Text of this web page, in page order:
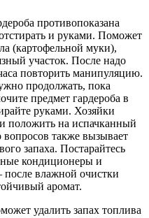
противопоказана
и руками. Поможет
(картофельной муки),
участок. После надо
повторить манипуляцию.
продолжать, пока
предмет гардероба в
руками. Хозяйки
положить на испачканный
также вызывает
запаха. Постарайтесь
кондиционеры и
после влажной очистки
аромат.
удалить запах топлива